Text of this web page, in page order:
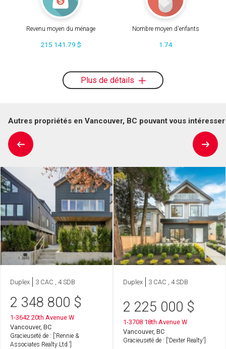
Revenu moyen du ménage
215 141.79 $
Nombre moyen d'enfants
1.74
Plus de détails
Autres propriétés en Vancouver, BC pouvant vous intéresser
Duplex 3 CAC , 4 SDB
2 348 800 $
1-3642 20th Avenue W
Vancouver, BC
Gracieuseté de : ['Rennie &
Associates Realty Ltd.']
Duplex 3 CAC , 4 SDB
2 225 000 $
1-3708 18th Avenue W
Vancouver, BC
Gracieuseté de : ['Dexter Realty']